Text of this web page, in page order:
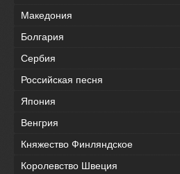
Македония
Болгария
Сербия
Российская песня
Япония
Венгрия
Княжество Финляндское
Королевство Швеция